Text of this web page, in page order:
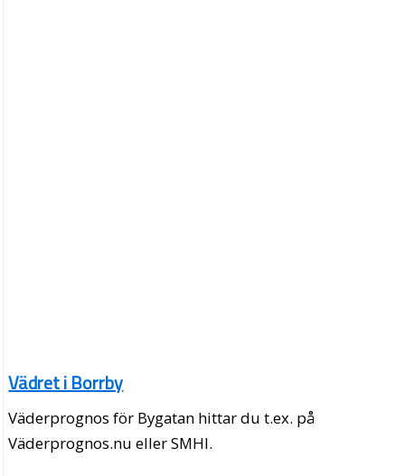
Vädret i Borrby
Väderprognos för Bygatan hittar du t.ex. på
Väderprognos.nu eller SMHI.